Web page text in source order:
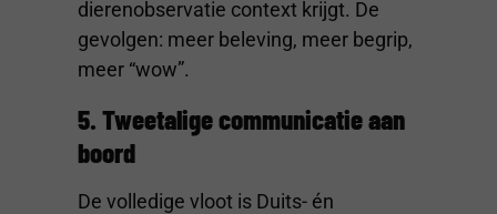
dierenobservatie context krijgt. De
gevolgen: meer beleving, meer begrip,
meer “wow”.
5. Tweetalige communicatie aan
boord
De volledige vloot is Duits- én